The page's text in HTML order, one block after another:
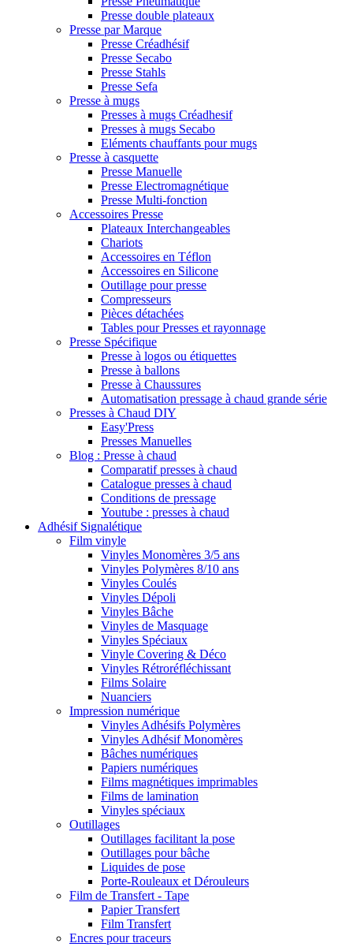
Presse double plateaux
Presse par Marque
Presse Créadhésif
Presse Secabo
Presse Stahls
Presse Sefa
Presse à mugs
Presses à mugs Créadhesif
Presses à mugs Secabo
Eléments chauffants pour mugs
Presse à casquette
Presse Manuelle
Presse Electromagnétique
Presse Multi-fonction
Accessoires Presse
Plateaux Interchangeables
Chariots
Accessoires en Téflon
Accessoires en Silicone
Outillage pour presse
Compresseurs
Pièces détachées
Tables pour Presses et rayonnage
Presse Spécifique
Presse à logos ou étiquettes
Presse à ballons
Presse à Chaussures
Automatisation pressage à chaud grande série
Presses à Chaud DIY
Easy'Press
Presses Manuelles
Blog : Presse à chaud
Comparatif presses à chaud
Catalogue presses à chaud
Conditions de pressage
Youtube : presses à chaud
Adhésif Signalétique
Film vinyle
Vinyles Monomères 3/5 ans
Vinyles Polymères 8/10 ans
Vinyles Coulés
Vinyles Dépoli
Vinyles Bâche
Vinyles de Masquage
Vinyles Spéciaux
Vinyle Covering & Déco
Vinyles Rétroréfléchissant
Films Solaire
Nuanciers
Impression numérique
Vinyles Adhésifs Polymères
Vinyles Adhésif Monomères
Bâches numériques
Papiers numériques
Films magnétiques imprimables
Films de lamination
Vinyles spéciaux
Outillages
Outillages facilitant la pose
Outillages pour bâche
Liquides de pose
Porte-Rouleaux et Dérouleurs
Film de Transfert - Tape
Papier Transfert
Film Transfert
Encres pour traceurs